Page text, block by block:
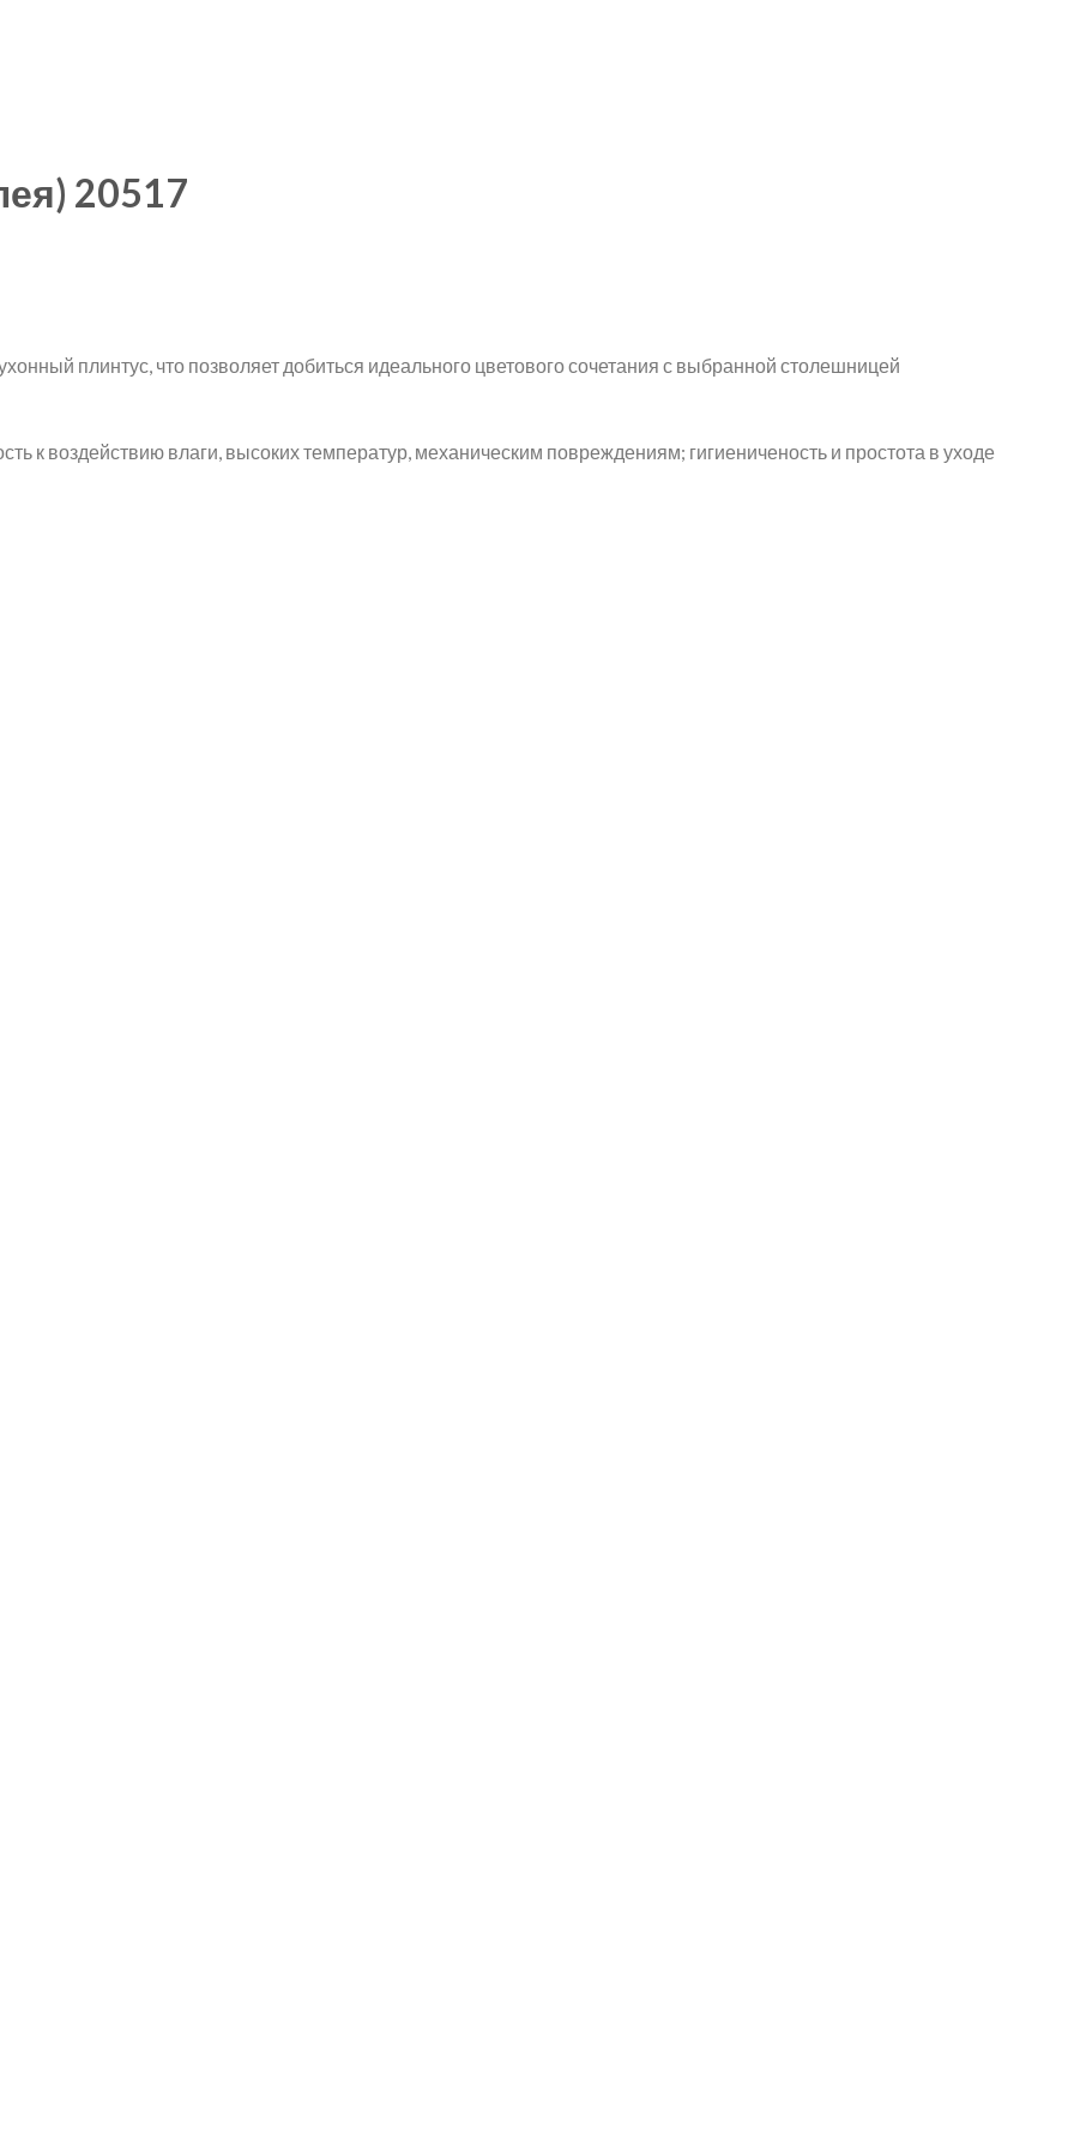
20517
плинтус, что позволяет добиться идеального цветового сочетания с выбранной столешницей
к воздействию влаги, высоких температур, механическим повреждениям; гигиениченость и простота в уходе